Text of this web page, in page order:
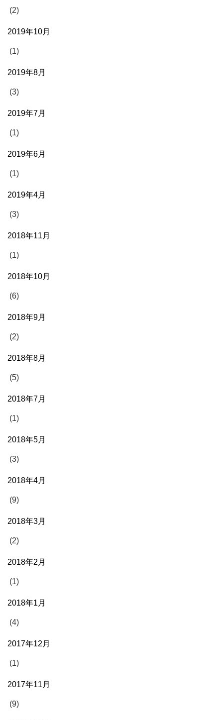
(2)
2019年10月
(1)
2019年8月
(3)
2019年7月
(1)
2019年6月
(1)
2019年4月
(3)
2018年11月
(1)
2018年10月
(6)
2018年9月
(2)
2018年8月
(5)
2018年7月
(1)
2018年5月
(3)
2018年4月
(9)
2018年3月
(2)
2018年2月
(1)
2018年1月
(4)
2017年12月
(1)
2017年11月
(9)